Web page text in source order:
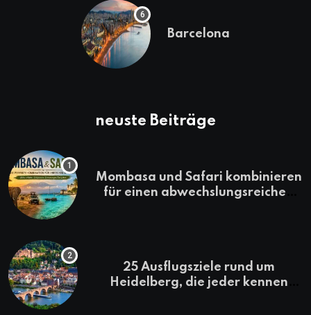
Barcelona
neuste Beiträge
Mombasa und Safari kombinieren
für einen abwechslungsreichen
25 Ausflugsziele rund um
Heidelberg, die jeder kennen